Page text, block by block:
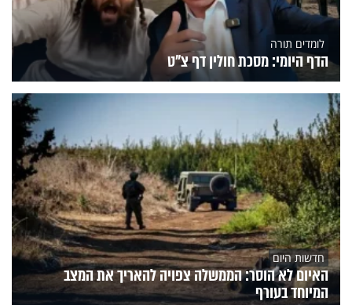
לומדים תורה
הדף היומי: מסכת חולין דף צ"ט
חדשות היום
האיום לא הוסר: הממשלה צפויה להאריך את המצב
המיוחד בעורף